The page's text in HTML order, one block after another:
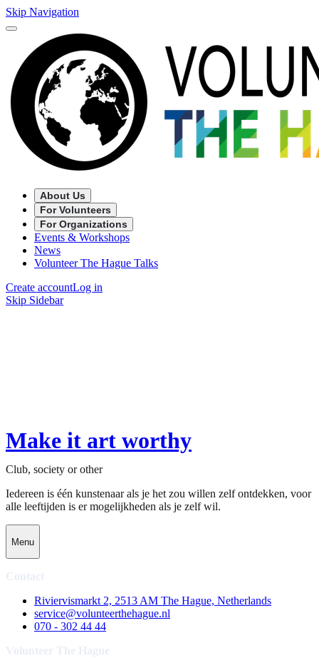
Skip Navigation
About Us
For Volunteers
For Organizations
Events & Workshops
News
Volunteer The Hague Talks
Create accountLog in
Skip Sidebar
Make it art worthy
Club, society or other
Iedereen is één kunstenaar als je het zou willen zelf ontdekken, voor
alle leeftijden is er mogelijkheden als je zelf wil.
Menu
Riviervismarkt 2, 2513 AM The Hague, Netherlands
service@volunteerthehague.nl
070 - 302 44 44